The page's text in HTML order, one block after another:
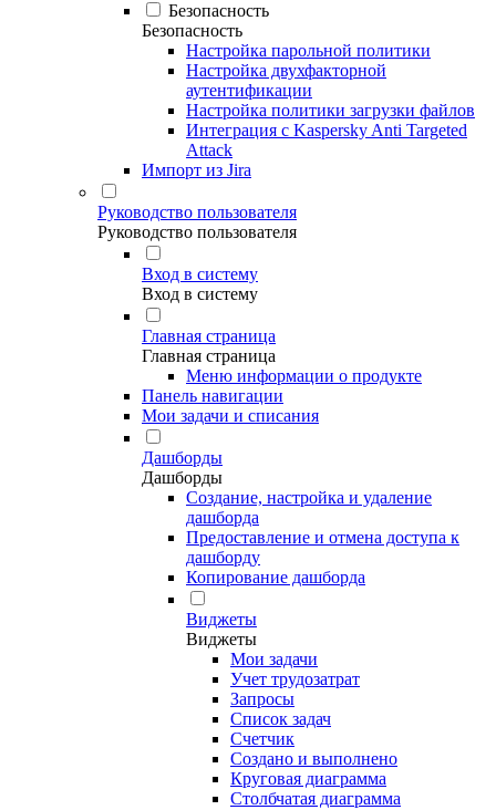
Безопасность
Безопасность
Настройка парольной политики
Настройка двухфакторной
аутентификации
Настройка политики загрузки файлов
Интеграция с Kaspersky Anti Targeted
Attack
Импорт из Jira
Руководство пользователя
Руководство пользователя
Вход в систему
Вход в систему
Главная страница
Главная страница
Меню информации о продукте
Панель навигации
Мои задачи и списания
Дашборды
Дашборды
Создание, настройка и удаление
дашборда
Предоставление и отмена доступа к
дашборду
Копирование дашборда
Виджеты
Виджеты
Мои задачи
Учет трудозатрат
Запросы
Список задач
Счетчик
Создано и выполнено
Круговая диаграмма
Столбчатая диаграмма